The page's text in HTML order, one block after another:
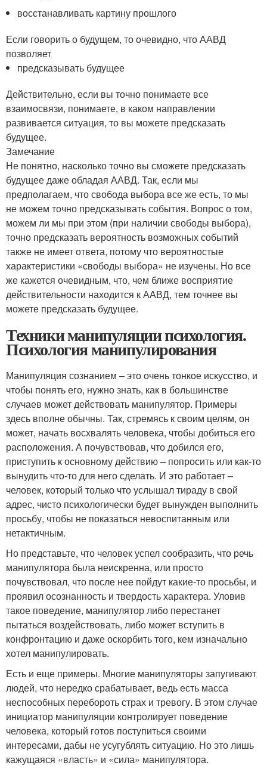
восстанавливать картину прошлого
Если говорить о будущем, то очевидно, что ААВД
позволяет
предсказывать будущее
Действительно, если вы точно понимаете все
взаимосвязи, понимаете, в каком направлении
развивается ситуация, то вы можете предсказать
будущее.
Замечание
Не понятно, насколько точно вы сможете предсказать
будущее даже обладая ААВД. Так, если мы
предполагаем, что свобода выбора все же есть, то мы
не можем точно предсказывать события. Вопрос о том,
можем ли мы при этом (при наличии свободы выбора),
точно предсказать вероятность возможных событий
также не имеет ответа, потому что вероятностые
характеристики «свободы выбора» не изучены. Но все
же кажется очевидным, что, чем ближе восприятие
действительности находится к ААВД, тем точнее вы
можете предсказать будущее.
Техники манипуляции психология.
Психология манипулирования
Манипуляция сознанием – это очень тонкое искусство, и
чтобы понять его, нужно знать, как в большинстве
случаев может действовать манипулятор. Примеры
здесь вполне обычны. Так, стремясь к своим целям, он
может, начать восхвалять человека, чтобы добиться его
расположения. А почувствовав, что добился его,
приступить к основному действию – попросить или как-то
вынудить что-то для него сделать. И это работает –
человек, который только что услышал тираду в свой
адрес, чисто психологически будет вынужден выполнить
просьбу, чтобы не показаться невоспитанным или
нетактичным.
Но представьте, что человек успел сообразить, что речь
манипулятора была неискренна, или просто
почувствовал, что после нее пойдут какие-то просьбы, и
проявил осознанность и твердость характера. Уловив
такое поведение, манипулятор либо перестанет
пытаться воздействовать, либо может вступить в
конфронтацию и даже оскорбить того, кем изначально
хотел манипулировать.
Есть и еще примеры. Многие манипуляторы запугивают
людей, что нередко срабатывает, ведь есть масса
неспособных перебороть страх и тревогу. В этом случае
инициатор манипуляции контролирует поведение
человека, который готов поступиться своими
интересами, дабы не усугублять ситуацию. Но это лишь
кажущаяся «власть» и «сила» манипулятора.